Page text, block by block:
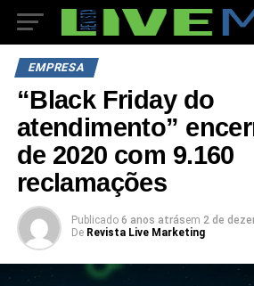
EMPRESA
“Black Friday do
atendimento”
de 2020 com 9.160
reclamações
Publicado 6 anos atrásem 2 de
De Revista Live Marketing